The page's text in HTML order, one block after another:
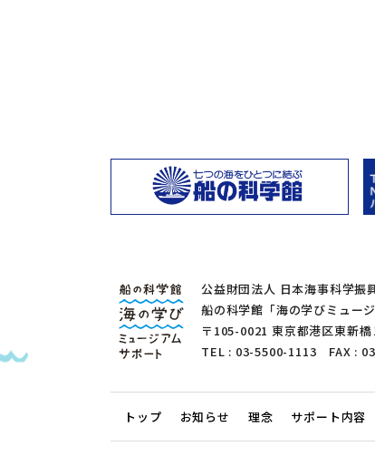
公益財団法人 日本海事科学振
船の科学館「海の学びミュー
〒105-0021 東京都港区東新
TEL : 03-5500-1113 FAX :
トップ お知らせ 理念 サポート内容